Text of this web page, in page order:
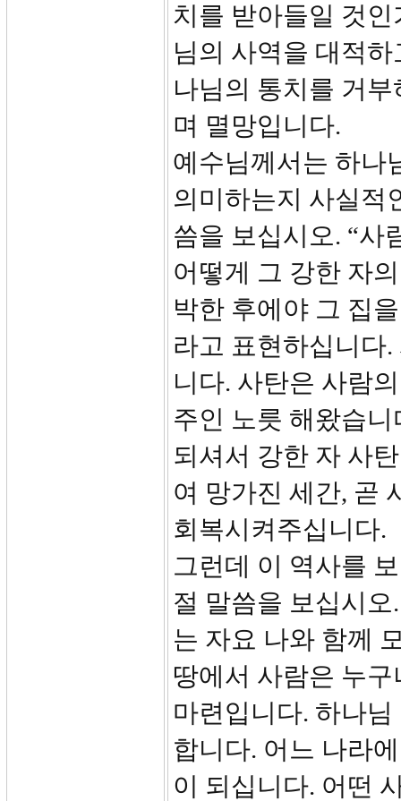
치를 받아들일 것
님의 사역을 대적
나님의 통치를 거
며 멸망입니다.
예수님께서는 하나
의미하는지 사실적
씀을 보십시오. “사
어떻게 그 강한 자
박한 후에야 그 집
라고 표현하십니다
니다. 사탄은 사람
주인 노릇 해왔습
되셔서 강한 자 사
여 망가진 세간, 곧
회복시켜주십니다.
그런데 이 역사를
절 말씀을 보십시
는 자요 나와 함께
땅에서 사람은 누
마련입니다. 하나
합니다. 어느 나라
이 되십니다. 어떤